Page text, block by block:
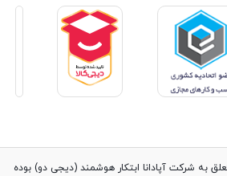
به شرکت آپادانا ابتکار هوشمند (دیجی دو) بوده